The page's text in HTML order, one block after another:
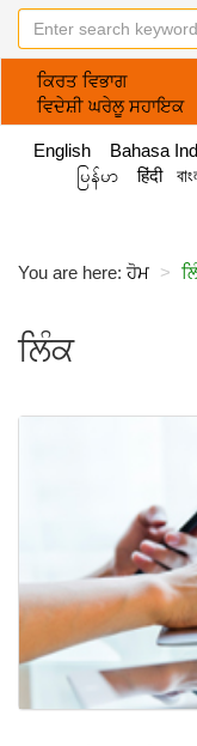
ਕਿਰਤ ਵਿਭਾਗ
ਵਿਦੇਸ਼ੀ ਘਰੇਲੂ ਸਹਾਇਕ
English Bahasa
မြန်မာ
हिंदी
You are here:ਹੋਮ
ਲਿੰਕ